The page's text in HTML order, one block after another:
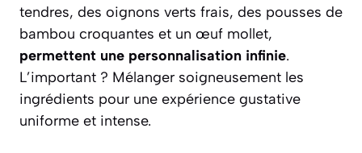
tendres, des oignons verts frais, des pousses de
bambou croquantes et un œuf mollet,
permettent une personnalisation infinie.
L’important ? Mélanger soigneusement les
ingrédients pour une expérience gustative
uniforme et intense.